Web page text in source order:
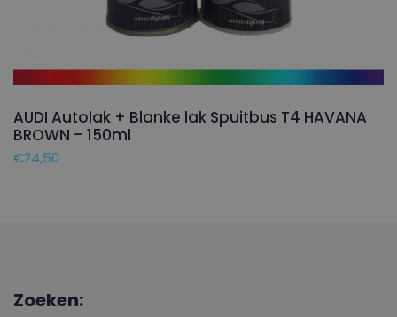
AUDI Autolak + Blanke lak Spuitbus T4 HAVANA
BROWN – 150ml
€24,50
Zoeken: